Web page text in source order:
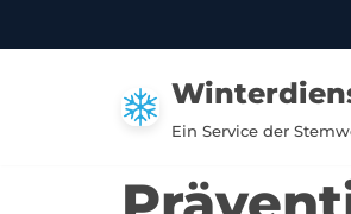
Ein Service der